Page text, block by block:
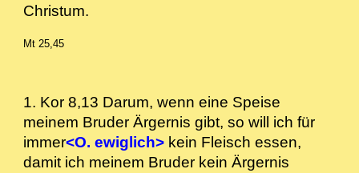
Christum.
Mt 25,45
1. Kor 8,13 Darum, wenn eine Speise
meinem Bruder Ärgernis gibt, so will ich für
immer<O. ewiglich> kein Fleisch essen,
damit ich meinem Bruder kein Ärgernis